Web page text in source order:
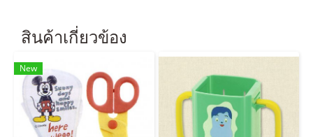
สินค้าเกี่ยวข้อง
New